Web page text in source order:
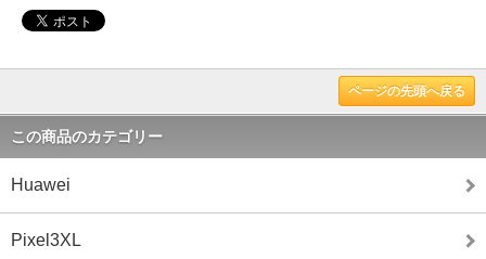
ページの先頭へ戻る
この商品のカテゴリー
Huawei
Pixel3XL